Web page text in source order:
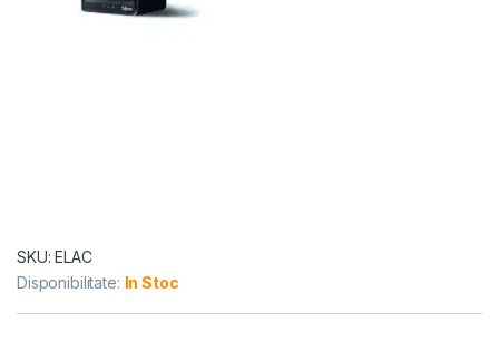
SKU: ELAC
Disponibilitate: In Stoc